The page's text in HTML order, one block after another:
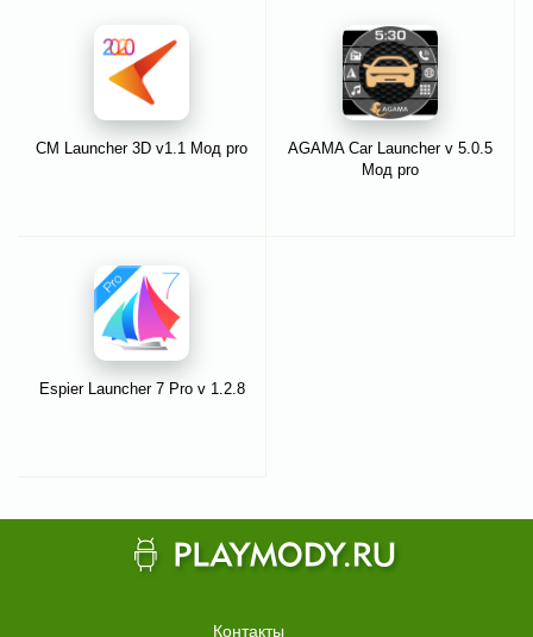
CM Launcher 3D v1.1 Мод pro
AGAMA Car Launcher v 5.0.5
Мод pro
Espier Launcher 7 Pro v 1.2.8
Контакты